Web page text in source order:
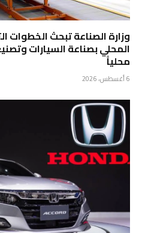
وزارة الصناعة تبحث الخطوات
المحلي بصناعة السيارات
محلياً
6 أغسطس، 2026